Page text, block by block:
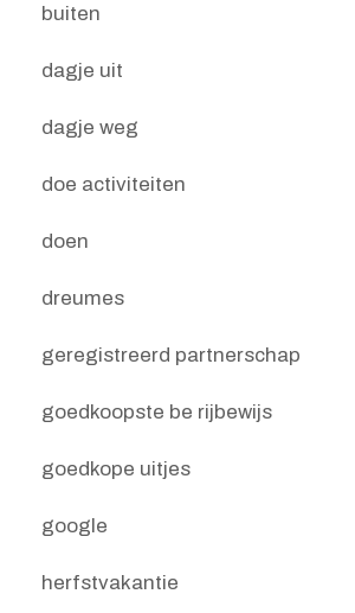
buiten
dagje uit
dagje weg
doe activiteiten
doen
dreumes
geregistreerd partnerschap
goedkoopste be rijbewijs
goedkope uitjes
google
herfstvakantie